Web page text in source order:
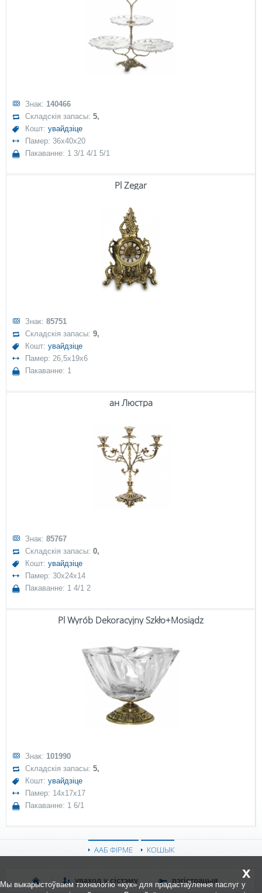
Знак: 140466
Складскія запасы:5,
Кошт:увайдзіце
Памер: 36x40x20
Пакаванне: 1 3/1 4/1 5/1
Pl Zegar
Знак:85751
Складскія запасы:9,
Кошт:увайдзіце
Памер: 26,5x19x6
Пакаванне: 1
ан Люстра
Знак:85767
Складскія запасы:0,
Кошт:увайдзіце
Памер: 30x24x14
Пакаванне: 1 4/1 2
Pl Wyrób Dekoracyjny Szkło+Mosiądz
Знак: 101990
Складскія запасы:5,
Кошт:увайдзіце
Памер: 14x17x17
Пакаванне: 1 6/1
ААБ ФІРМЕ КОШЫК
уваход у сістэму рэгістрацыя x
Мы выкарыстоўваем тэхналогію «кук» для прадастаўлення паслуг у